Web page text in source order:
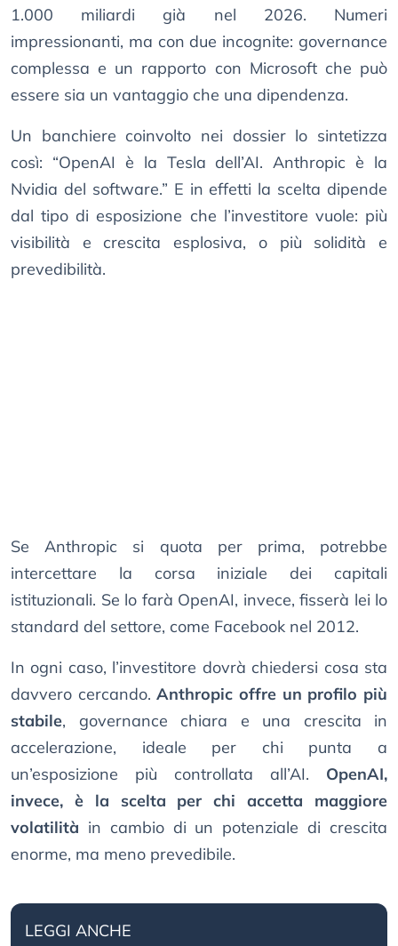
1.000 miliardi già nel 2026. Numeri
impressionanti, ma con due incognite: governance
complessa e un rapporto con Microsoft che può
essere sia un vantaggio che una dipendenza.
Un banchiere coinvolto nei dossier lo sintetizza
così: “OpenAI è la Tesla dell’AI. Anthropic è la
Nvidia del software.” E in effetti la scelta dipende
dal tipo di esposizione che l’investitore vuole: più
visibilità e crescita esplosiva, o più solidità e
prevedibilità.
Se Anthropic si quota per prima, potrebbe
intercettare la corsa iniziale dei capitali
istituzionali. Se lo farà OpenAI, invece, fisserà lei lo
standard del settore, come Facebook nel 2012.
In ogni caso, l’investitore dovrà chiedersi cosa sta
davvero cercando.Anthropic offre un profilo più
stabile, governance chiara e una crescita in
accelerazione, ideale per chi punta a
un’esposizione più controllata all’AI. OpenAI,
invece, è la scelta per chi accetta maggiore
volatilità in cambio di un potenziale di crescita
enorme, ma meno prevedibile.
LEGGI ANCHE